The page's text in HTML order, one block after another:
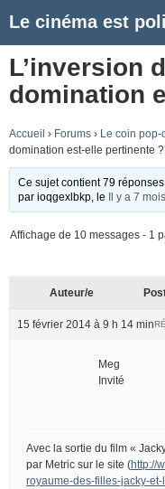
Le cinéma est
L’inversion
domination
Accueil › Forums › Le coin pop-
domination est-elle pertinente ?
Ce sujet contient 79
parioqgexlbkp , le Il y a 7
Affichage de 10 messages - 1
Auteur/e
15 février 2014 à 9 h 14 min
Meg
Invité
Avec la sortie du film «
par Metric sur le site (http://
royaume-des-filles-jacky-